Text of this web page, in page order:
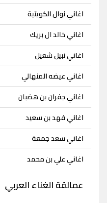
اغاني نوال الكويتية
اغاني خالد ال بريك
اغاني نبيل شعيل
اغاني عيضه المنهالي
اغاني جفران بن هضبان
اغاني فهد بن سعيد
اغاني سعد جمعة
اغاني علي بن محمد
عمالقة الغناء العربي